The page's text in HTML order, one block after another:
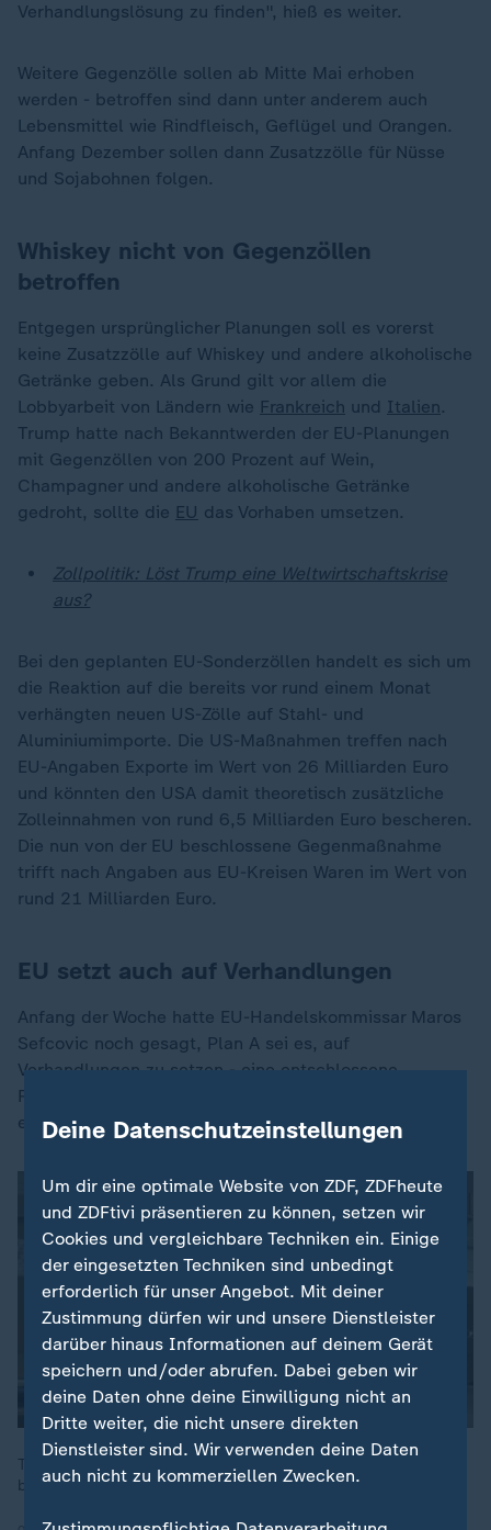
Verhandlungslösung zu finden", hieß es weiter.
Weitere Gegenzölle sollen ab Mitte Mai erhoben
werden - betroffen sind dann unter anderem auch
Lebensmittel wie Rindfleisch, Geflügel und Orangen.
Anfang Dezember sollen dann Zusatzzölle für Nüsse
und Sojabohnen folgen.
Whiskey nicht von Gegenzöllen
betroffen
Entgegen ursprünglicher Planungen soll es vorerst
keine Zusatzzölle auf Whiskey und andere alkoholische
Getränke geben. Als Grund gilt vor allem die
Lobbyarbeit von Ländern wie Frankreich und Italien.
Trump hatte nach Bekanntwerden der EU-Planungen
mit Gegenzöllen von 200 Prozent auf Wein,
Champagner und andere alkoholische Getränke
gedroht, sollte die EU das Vorhaben umsetzen.
Zollpolitik: Löst Trump eine Weltwirtschaftskrise
aus?
Bei den geplanten EU-Sonderzöllen handelt es sich um
die Reaktion auf die bereits vor rund einem Monat
verhängten neuen US-Zölle auf Stahl- und
Aluminiumimporte. Die US-Maßnahmen treffen nach
EU-Angaben Exporte im Wert von 26 Milliarden Euro
und könnten den USA damit theoretisch zusätzliche
Zolleinnahmen von rund 6,5 Milliarden Euro bescheren.
Die nun von der EU beschlossene Gegenmaßnahme
trifft nach Angaben aus EU-Kreisen Waren im Wert von
rund 21 Milliarden Euro.
EU setzt auch auf Verhandlungen
Anfang der Woche hatte EU-Handelskommissar Maros
Sefcovic noch gesagt, Plan A sei es, auf
Verhandlungen zu setzen - eine entschlossene
Reaktion sei Plan B. "Unser Ziel ist es nicht zu
eskalieren, sondern zu verhandeln."
Trumps Zollpaket trifft Deutschland als Exportnation
besonders hart. Wie reagieren deutsche Unternehmen?
Deine Datenschutzeinstellungen
Um dir eine optimale Website von ZDF, ZDFheute
und ZDFtivi präsentieren zu können, setzen wir
Cookies und vergleichbare Techniken ein. Einige
der eingesetzten Techniken sind unbedingt
erforderlich für unser Angebot. Mit deiner
Zustimmung dürfen wir und unsere Dienstleister
darüber hinaus Informationen auf deinem Gerät
speichern und/oder abrufen. Dabei geben wir
deine Daten ohne deine Einwilligung nicht an
Dritte weiter, die nicht unsere direkten
Dienstleister sind. Wir verwenden deine Daten
auch nicht zu kommerziellen Zwecken.